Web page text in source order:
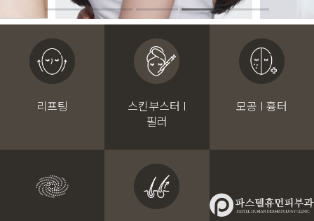
리프팅
스킨부스터 I
필러
모공 I 흉터